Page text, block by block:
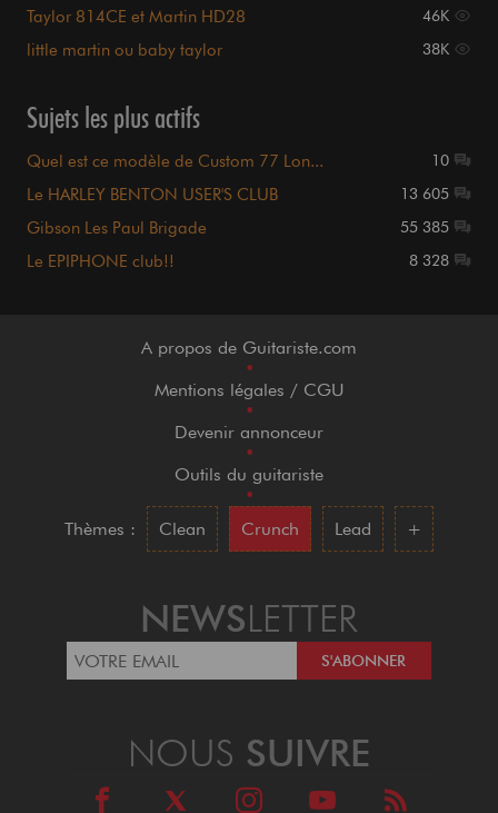
Taylor 814CE et Martin HD28 46K
little martin ou baby taylor 38K
Sujets les plus actifs
Quel est ce modèle de Custom 77 Lon... 10
Le HARLEY BENTON USER'S CLUB 13 605
Gibson Les Paul Brigade 55 385
Le EPIPHONE club!! 8 328
A propos de Guitariste.com
•
Mentions légales / CGU
•
Devenir annonceur
•
Outils du guitariste
•
Thèmes :
Clean Crunch Lead +
NEWSLETTER
NOUS SUIVRE